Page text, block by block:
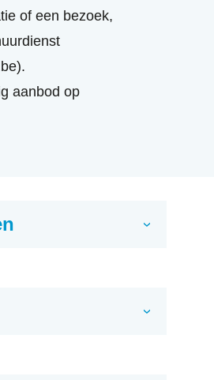
of een bezoek,
aanbod op
›
›